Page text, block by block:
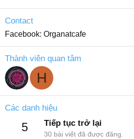
Contact
Facebook Organatcafe
Thành viên quan tâm
H
Các danh hiệu
5 Tiếp tục trở lại
30 bài viết đã được đăng.